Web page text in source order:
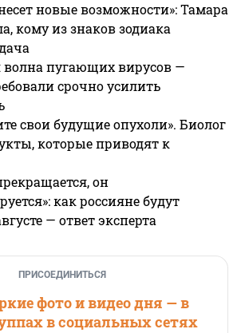
новые возможности»: Тамара
кому из знаков зодиака
волна пугающих вирусов —
срочно усилить
свои будущие опухоли». Биолог
которые приводят к
он
как россияне будут
— ответ эксперта
ПРИСОЕДИНИТЬСЯ
фото и видео дня — в
в социальных сетях